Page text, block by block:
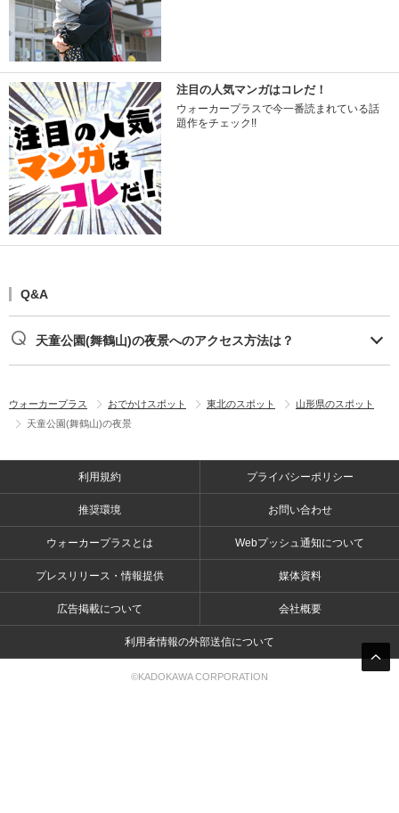
注目の人気マンガはコレだ！
ウォーカープラスで今一番読まれている話
題作をチェック!!
Q&A
天童公園(舞鶴山)の夜景へのアクセス方法は？
ウォーカープラス おでかけスポット 東北のスポット
山形県のスポット
天童公園(舞鶴山)の夜景
利用規約 プライバシーポリシー
推奨環境 お問い合わせ
ウォーカープラスとは Webプッシュ通知について
プレスリリース・情報提供 媒体資料
広告掲載について 会社概要
利用者情報の外部送信について
©KADOKAWA CORPORATION